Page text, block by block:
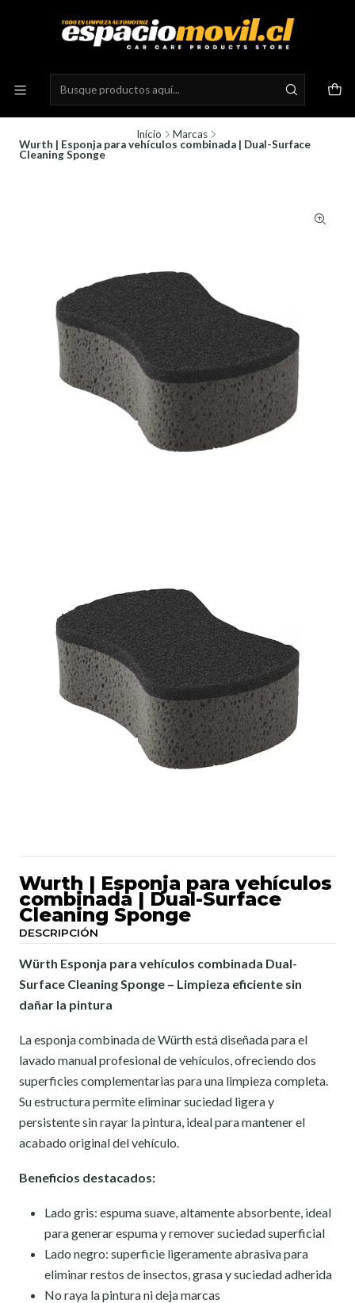
Inicio
Marcas
Wurth | Esponja para vehículos combinada | Dual-Surface
Cleaning Sponge
Wurth | Esponja para vehículos
combinada | Dual-Surface
Cleaning Sponge
DESCRIPCIÓN
Würth Esponja para vehículos combinada Dual-
Surface Cleaning Sponge – Limpieza eficiente sin
dañar la pintura
La esponja combinada de Würth está diseñada para el
lavado manual profesional de vehículos, ofreciendo dos
superficies complementarias para una limpieza completa.
Su estructura permite eliminar suciedad ligera y
persistente sin rayar la pintura, ideal para mantener el
acabado original del vehículo.
Beneficios destacados:
Lado gris: espuma suave, altamente absorbente, ideal
para generar espuma y remover suciedad superficial
Lado negro: superficie ligeramente abrasiva para
eliminar restos de insectos, grasa y suciedad adherida
No raya la pintura ni deja marcas